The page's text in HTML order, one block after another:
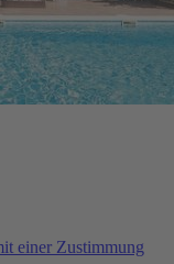
einer Zustimmung